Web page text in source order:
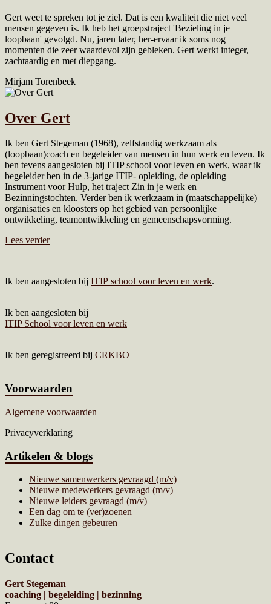
Gert weet te spreken tot je ziel. Dat is een kwaliteit die niet veel
mensen gegeven is. Ik heb het groepstraject 'Bezieling in je
loopbaan' gevolgd. Nu, jaren later, her-ervaar ik soms nog
momenten die zeer waardevol zijn gebleken. Gert werkt integer,
zachtaardig en met diepgang.
Mirjam Torenbeek
Over Gert
Ik ben Gert Stegeman (1968), zelfstandig werkzaam als
(loopbaan)coach en begeleider van mensen in hun werk en leven. Ik
ben tevens aangesloten bij ITIP school voor leven en werk, waar ik
begeleider ben in de 3-jarige ITIP- opleiding, de opleiding
Instrument voor Hulp, het traject Zin in je werk en
Bezinningstochten. Verder ben ik werkzaam in (maatschappelijke)
organisaties en kloosters op het gebied van persoonlijke
ontwikkeling, teamontwikkeling en gemeenschapsvorming.
Lees verder
Ik ben aangesloten bij ITIP school voor leven en werk.
Ik ben aangesloten bij
ITIP School voor leven en werk
Ik ben geregistreerd bij CRKBO
Voorwaarden
Algemene voorwaarden
Privacyverklaring
Artikelen & blogs
Nieuwe samenwerkers gevraagd (m/v)
Nieuwe medewerkers gevraagd (m/v)
Nieuwe leiders gevraagd (m/v)
Een dag om te (ver)zoenen
Zulke dingen gebeuren
Contact
Gert Stegeman
coaching | begeleiding | bezinning